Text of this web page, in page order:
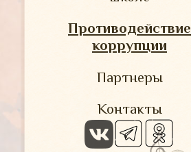
Противодействие
коррупции
Партнеры
Контакты